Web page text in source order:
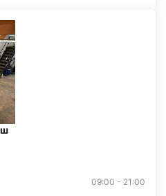
ш
09:00 - 21:00